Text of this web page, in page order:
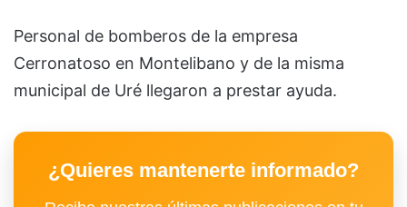
Personal de bomberos de la empresa
Cerronatoso en Montelibano y de la misma
municipal de Uré llegaron a prestar ayuda.
¿Quieres mantenerte informado?